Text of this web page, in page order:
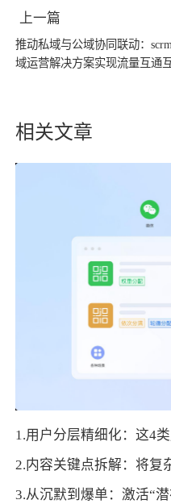
上一篇
推动私域与公域协同联动：
域运营解决方案实现流量互通
相关文章
2.内容关键点拆解：将复